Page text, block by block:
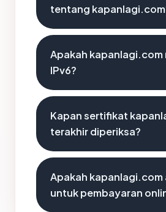
tentang
Apakah kapanlagi.com
IPv6?
Kapan sertifikat
terakhir diperiksa?
Apakah kapanlagi.com
untuk pembayaran